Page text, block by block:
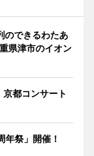
のできるわたあ
県津市のイオン
都コンサート
年祭」開催！